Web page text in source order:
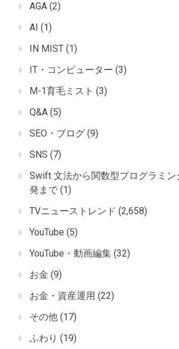
AGA (2)
AI (1)
IN MIST (1)
IT・コンピューター (3)
M-1育毛ミスト (3)
Q&A (5)
SEO・ブログ (9)
SNS (7)
Swift 文法から関数型プログラミン
発まで (1)
TVニューストレンド (2,658)
YouTube (5)
YouTube・動画編集 (32)
お金 (9)
お金・資産運用 (22)
その他 (17)
ふわり (19)